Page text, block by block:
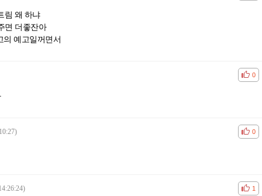
림 왜 하냐
면 더좋잔아
의 예고일꺼면서
비공
0
비공
0
비공
1